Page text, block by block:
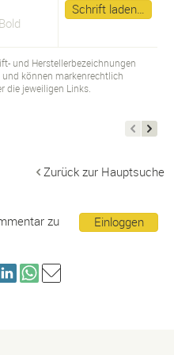
Schrift laden…
und Herstellerbezeichnungen
können markenrechtlich
die jeweiligen Links.
Zurück zur Hauptsuche
Einloggen
zu